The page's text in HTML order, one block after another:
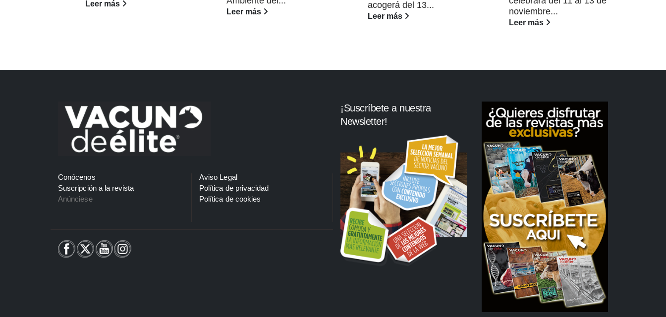
Leer más
Leer más
acogerá del 13...
Leer más
noviembre...
Leer más
Conócenos
Suscripción a la revista
Anúnciese
Aviso Legal
Política de privacidad
Política de cookies
¡Suscríbete a nuestra
Newsletter!